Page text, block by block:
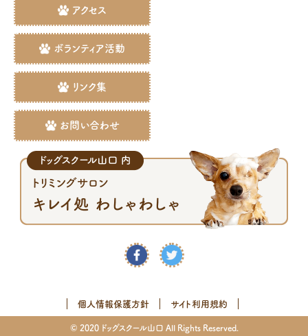
アクセス
ボランティア活動
リンク集
お問い合わせ
個人情報保護方針 サイト利用規約
© 2020 ドッグスクール山口 All Rights Reserved.